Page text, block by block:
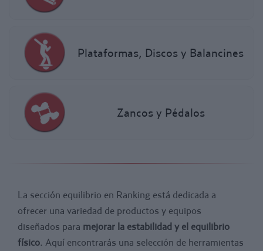
Plataformas, Discos y Balancines
Zancos y Pédalos
La sección equilibrio en Ranking está dedicada a
ofrecer una variedad de productos y equipos
diseñados para mejorar la estabilidad y el equilibrio
físico. Aquí encontrarás una selección de herramientas